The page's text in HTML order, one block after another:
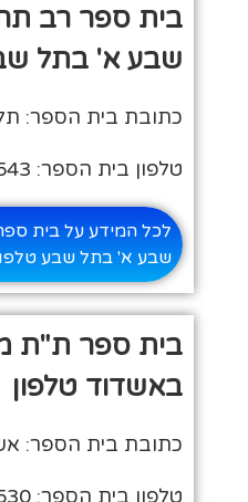
בית ספר רב
שבע א' בתל
כתובת בית הספר:
טלפון בית הספר: 08-6223543
לכל המידע על בית
שבע א' בתל שבע טלפון
בית ספר ת"ת
באשדוד טלפון
כתובת בית הספר:
טלפון בית הספר: 08-8567530